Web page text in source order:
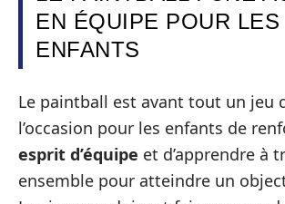
EN ÉQUIPE POUR LES
ENFANTS
Le paintball est avant tout un jeu
l’occasion pour les enfants de
esprit d’équipe et d’apprendre à
ensemble pour atteindre un